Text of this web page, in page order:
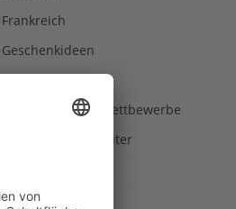
Frankreich
Geschenkideen
Gewinnspiele & Wettbewerbe
Gewürze und Kräuter
Hochwasser